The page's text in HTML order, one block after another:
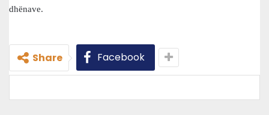
dhënave.
Share Facebook